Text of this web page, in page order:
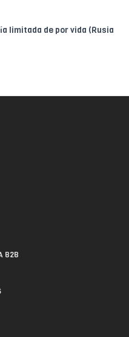
limitada de por vida (Rusia
B2B